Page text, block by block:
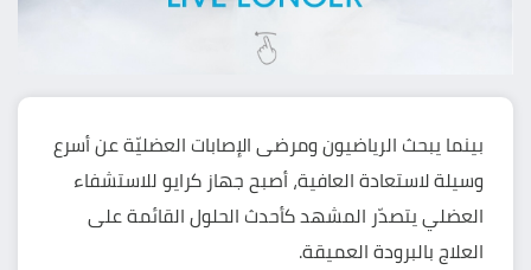
بينما يبحث الرياضيون ومرضى الإصابات العضليّة عن أسرع
وسيلة لاستعادة العافية، أصبح جهاز كرايو للاستشفاء
العضلي يتصدّر المشهد كأحدث الحلول القائمة على
العلاج بالبرودة العميقة.